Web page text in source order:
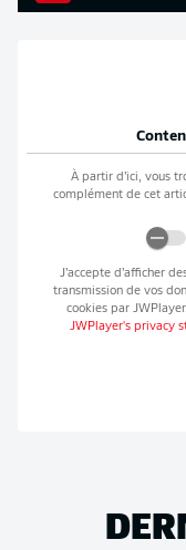
À partir d’ici, vous
complément de cet
J’accepte d’afficher
transmission de vos
cookies par JWPlayer
JWPlayer's privacy